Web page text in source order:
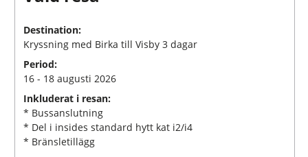
Destination:
Kryssning med Birka till Visby 3 dagar
Period:
16 - 18 augusti 2026
Inkluderat i resan:
* Bussanslutning
* Del i insides standard hytt kat i2/i4
* Bränsletillägg